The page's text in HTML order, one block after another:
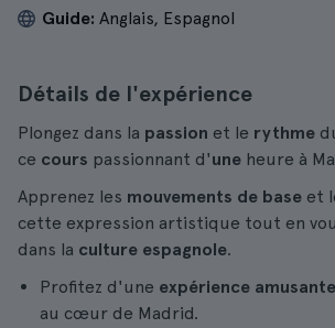
Guide: Anglais, Espagnol
Détails de l'expérience
Plongez dans la passion et le rythme
ce cours passionnant d'une heure à
Apprenez les mouvements de base et
cette expression artistique tout en
dans la culture espagnole.
Profitez d'une expérience amusante
au cœur de Madrid.